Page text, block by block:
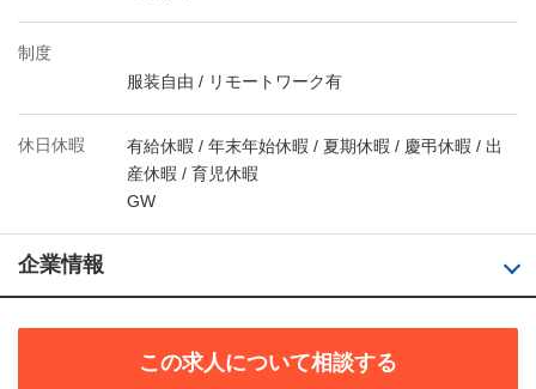
制度
服装自由 / リモートワーク有
休日休暇
有給休暇 / 年末年始休暇 / 夏期休暇 / 慶弔休暇 / 出
産休暇 / 育児休暇
GW
企業情報
この求人について相談する